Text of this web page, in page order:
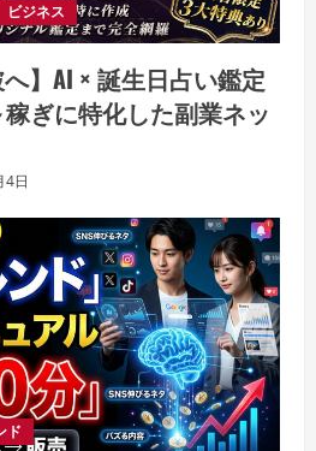
ビジネス
】AI × 誕生日占い鑑定
ぎに特化した副業ネッ
4日
ド